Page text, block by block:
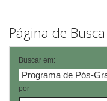
Página de Busca
Buscar em:
por